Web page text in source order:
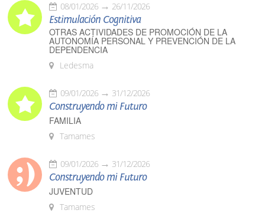
08/01/2026 26/11/2026
Estimulación Cognitiva
OTRAS ACTIVIDADES DE PROMOCIÓN DE LA
AUTONOMÍA PERSONAL Y PREVENCIÓN DE LA
DEPENDENCIA
Ledesma
09/01/2026 31/12/2026
Construyendo mi Futuro
FAMILIA
Tamames
09/01/2026 31/12/2026
Construyendo mi Futuro
JUVENTUD
Tamames